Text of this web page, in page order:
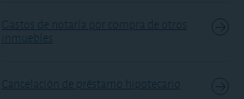
Gastos de notaría por compra de otros
inmuebles
Cancelación de préstamo hipotecario